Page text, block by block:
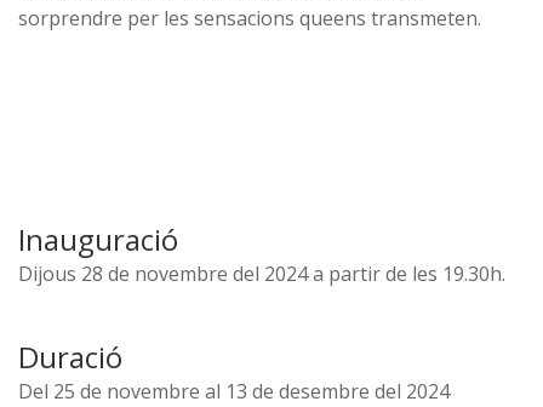
sorprendre per les sensacions queens transmeten.
Inauguració
Dijous 28 de novembre del 2024 a partir de les 19.30h.
Duració
Del 25 de novembre al 13 de desembre del 2024